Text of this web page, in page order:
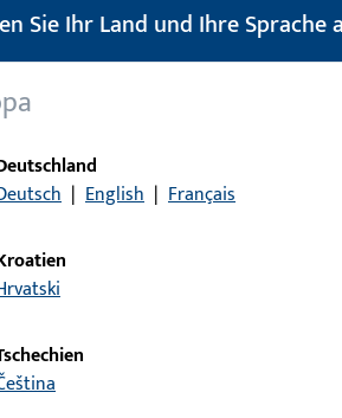
Produkt gibt es folgende Varianten:
B-78400-0F-0-1 | Drückerstift |
B-78400-0I-0-1 | Drückerstift |
Sie Ihr Land und Ihre Sprache
Deutschland
Deutsch | English | Français
Kroatien
Hrvatski
Tschechien
čeština